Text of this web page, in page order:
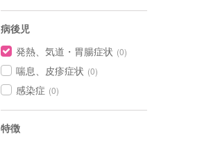
病後児
発熱、気道・胃腸症状 (0)
喘息、皮疹症状 (0)
感染症 (0)
特徴